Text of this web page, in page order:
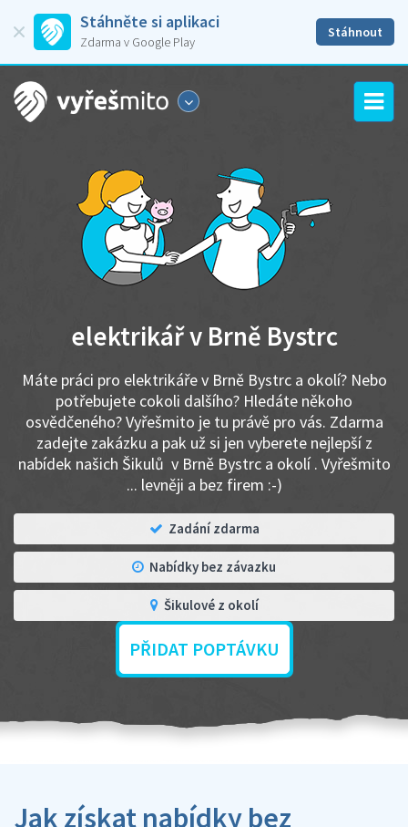
Stáhněte si aplikaci
Zdarma v Google Play
Stáhnout
elektrikář v Brně Bystrc
Máte práci pro elektrikáře v Brně Bystrc a okolí? Nebo
potřebujete cokoli dalšího? Hledáte někoho
osvědčeného? Vyřešmito je tu právě pro vás. Zdarma
zadejte zakázku a pak už si jen vyberete nejlepší z
nabídek našich Šikulů v Brně Bystrc a okolí . Vyřešmito
... levněji a bez firem :-)
Zadání zdarma
Nabídky bez závazku
Šikulové z okolí
PŘIDAT POPTÁVKU
Jak získat nabídky bez